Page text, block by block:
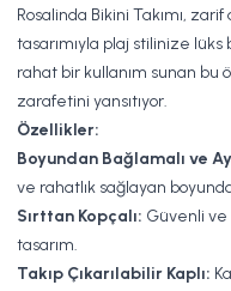
Rosalinda Bikini Takımı,
tasarımıyla plaj stilinize lüks
rahat bir kullanım sunan bu
zarafetini yansıtıyor.
Özellikler:
Boyundan Bağlamalı ve
ve rahatlık sağlayan
Sırttan Kopçalı: Güvenli ve
tasarım.
Takıp Çıkarılabilir Kaplı: